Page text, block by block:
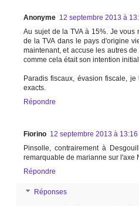
Anonyme 12 septembre 2013 à
Au sujet de la TVA à 15%. Je
de la TVA dans le pays d'origine
maintenant, et accuse les autres
comme cela était son intention
Paradis fiscaux, évasion fiscale,
exacts.
Répondre
Fiorino 12 septembre 2013 à 13:16
Pinsolle, contrairement à
remarquable de marianne sur l'axe
Répondre
Réponses